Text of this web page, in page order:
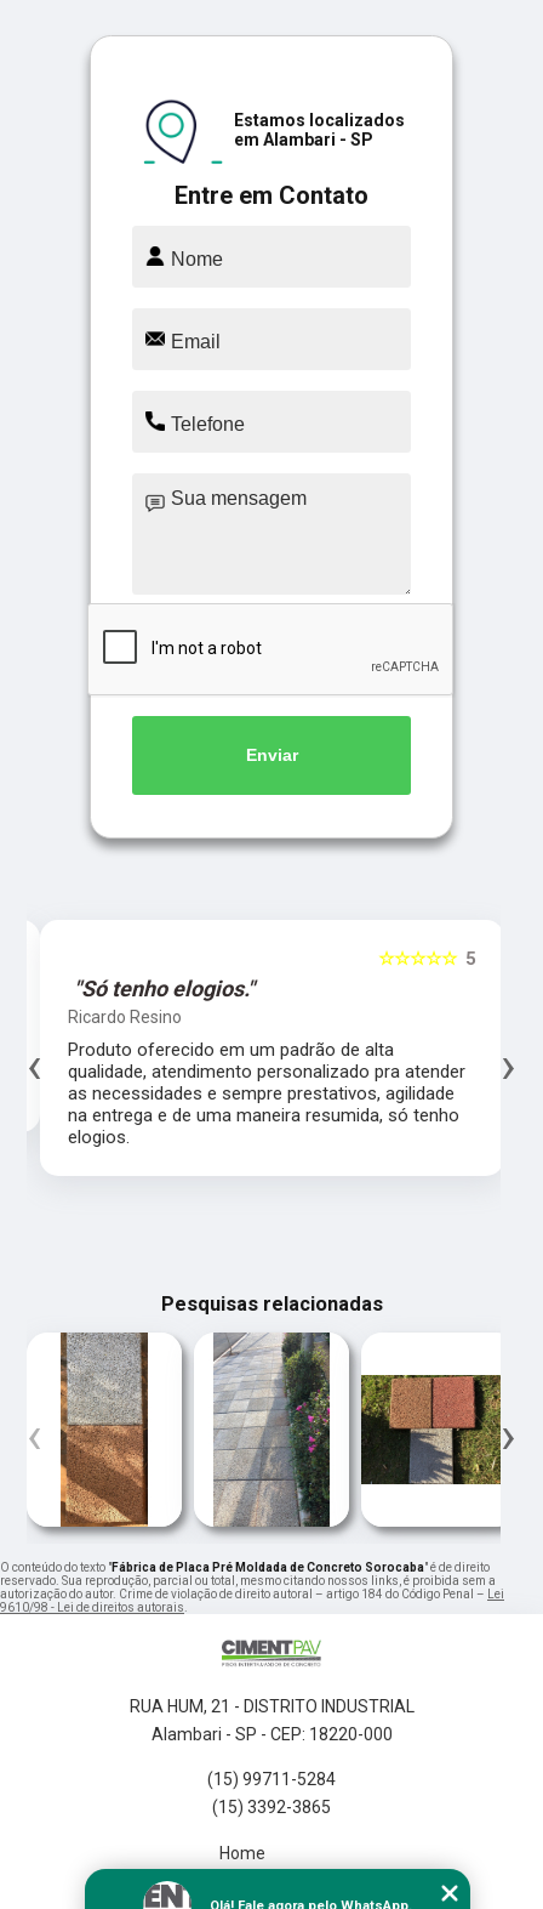
Entre em Contato
Estamos localizados
em Alambari - SP
Enviar
5
☆☆☆☆☆
"Só tenho elogios."
Ricardo Resino
Produto oferecido em um padrão de alta
qualidade, atendimento personalizado pra atender
as necessidades e sempre prestativos, agilidade
na entrega e de uma maneira resumida, só tenho
elogios.
‹ ›
Pesquisas relacionadas
‹ ›
O conteúdo do texto "Fábrica de Placa Pré Moldada de Concreto Sorocaba" é de direito
reservado. Sua reprodução, parcial ou total, mesmo citando nossos links, é proibida sem a
autorização do autor. Crime de violação de direito autoral – artigo 184 do Código Penal –
Lei
9610/98 - Lei de direitos autorais
RUA HUM, 21 - DISTRITO INDUSTRIAL
Alambari - SP - CEP: 18220-000
(15) 99711-5284
(15) 3392-3865
Home
Olá! Fale agora pelo WhatsApp.